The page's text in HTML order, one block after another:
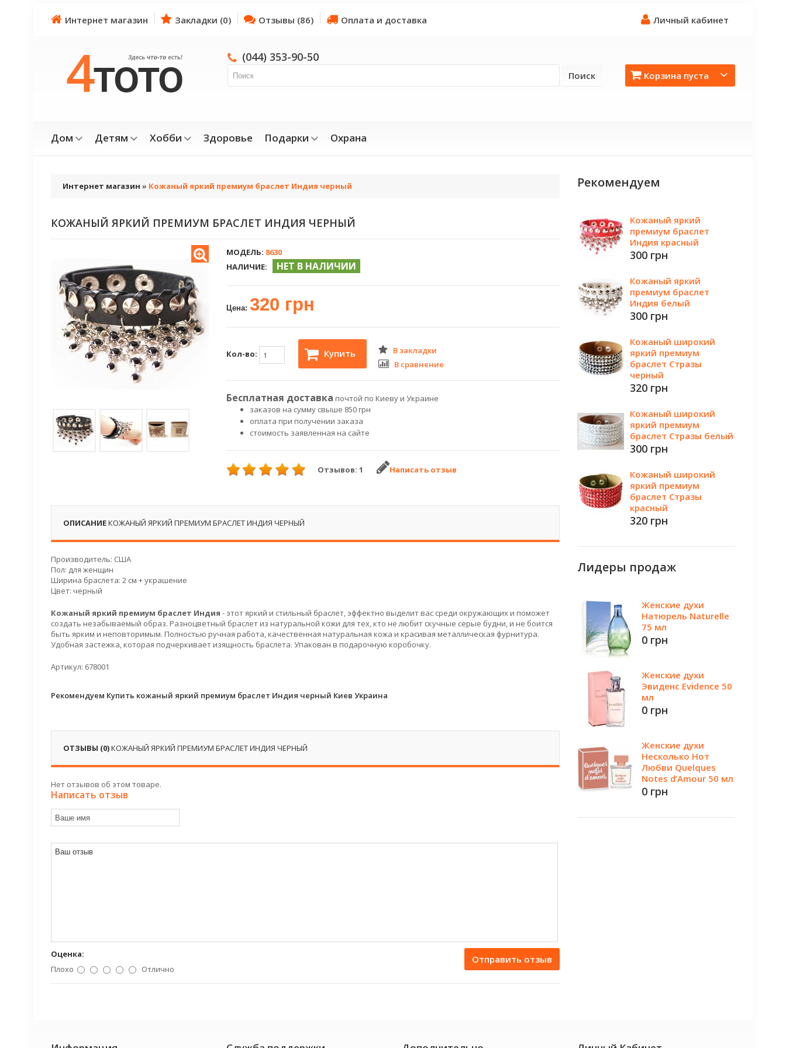
Интернет магазин Закладки (0) Отзывы (86) Оплата и доставка Личный кабинет
Корзина пуста
(044) 353-90-50
Поиск
Дом Детям Хобби Здоровье Подарки Охрана
Интернет магазин » Кожаный яркий премиум браслет Индия черный
КОЖАНЫЙ ЯРКИЙ ПРЕМИУМ БРАСЛЕТ ИНДИЯ ЧЕРНЫЙ
МОДЕЛЬ: 8630
НАЛИЧИЕ:
НЕТ В НАЛИЧИИ
Цена: 320 грн
Кол-во: Купить
В закладки
В сравнение
Бесплатная доставка почтой по Киеву и Украине
заказов на сумму свыше 850 грн
оплата при получении заказа
стоимость заявленная на сайте
Отзывов: 1 Написать отзыв
ОПИСАНИЕКОЖАНЫЙ ЯРКИЙ ПРЕМИУМ БРАСЛЕТ ИНДИЯ ЧЕРНЫЙ
Производитель: США
Пол: для женщин
Ширина браслета: 2 см + украшение
Цвет: черный
Кожаный яркий премиум браслет Индия - этот яркий и стильный браслет, эффектно выделит вас среди окружающих и поможет
создать незабываемый образ. Разноцветный браслет из натуральной кожи для тех, кто не любит скучные серые будни, и не боится
быть ярким и неповторимым. Полностью ручная работа, качественная натуральная кожа и красивая металлическая фурнитура.
Удобная застежка, которая подчеркивает изящность браслета. Упакован в подарочную коробочку.
Артикул: 678001
Рекомендуем Купить кожаный яркий премиум браслет Индия черный Киев Украина
ОТЗЫВЫ (0)КОЖАНЫЙ ЯРКИЙ ПРЕМИУМ БРАСЛЕТ ИНДИЯ ЧЕРНЫЙ
Нет отзывов об этом товаре.
Написать отзыв
Отправить отзыв
Оценка:
Плохо
Отлично
Рекомендуем
Кожаный яркий
премиум браслет
Индия красный
300 грн
Кожаный яркий
премиум браслет
Индия белый
300 грн
Кожаный широкий
яркий премиум
браслет Стразы
черный
320 грн
Кожаный широкий
яркий премиум
браслет Стразы белый
300 грн
Кожаный широкий
яркий премиум
браслет Стразы
красный
320 грн
Лидеры продаж
Женские духи
Натюрель Naturelle
75 мл
0 грн
Женские духи
Эвиденс Evidence 50
мл
0 грн
Женские духи
Несколько Нот
Любви Quelques
Notes d’Amour 50 мл
0 грн